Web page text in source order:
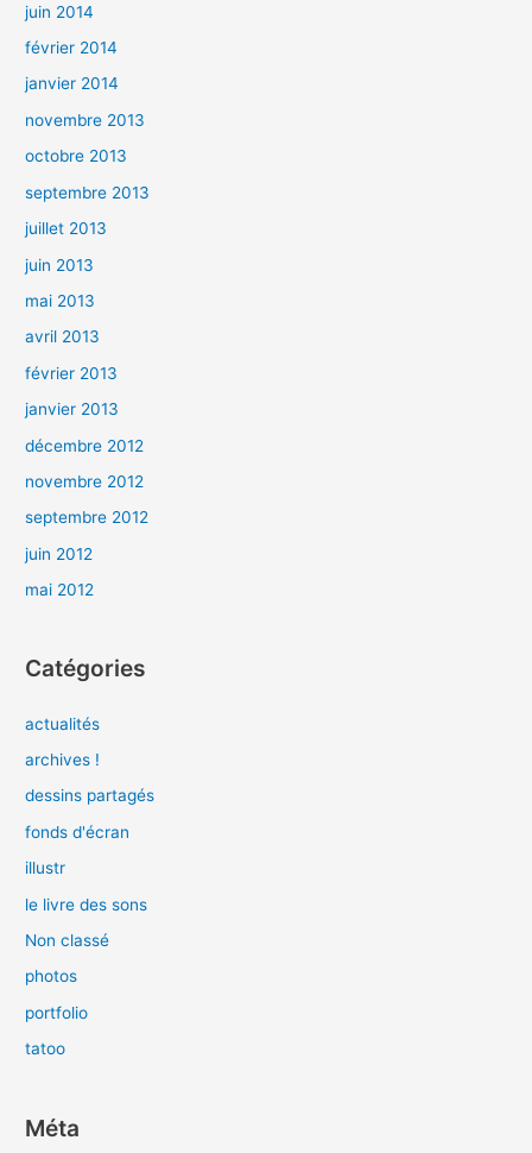
juin 2014
février 2014
janvier 2014
novembre 2013
octobre 2013
septembre 2013
juillet 2013
juin 2013
mai 2013
avril 2013
février 2013
janvier 2013
décembre 2012
novembre 2012
septembre 2012
juin 2012
mai 2012
Catégories
actualités
archives !
dessins partagés
fonds d'écran
illustr
le livre des sons
Non classé
photos
portfolio
tatoo
Méta